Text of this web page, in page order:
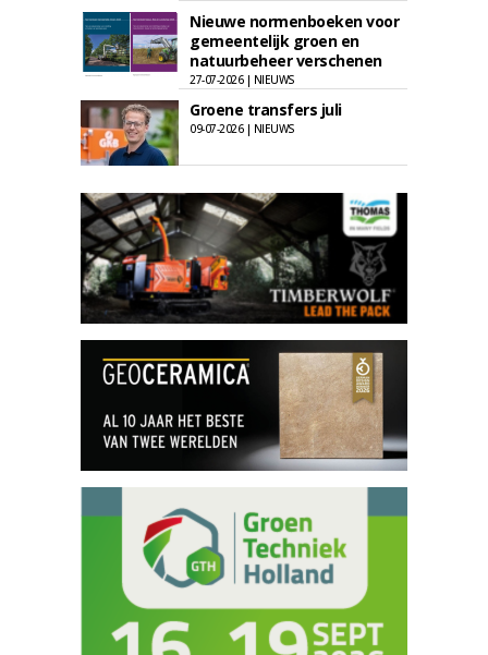
Nieuwe normenboeken voor
gemeentelijk groen en
natuurbeheer verschenen
27-07-2026 | NIEUWS
Groene transfers juli
09-07-2026 | NIEUWS